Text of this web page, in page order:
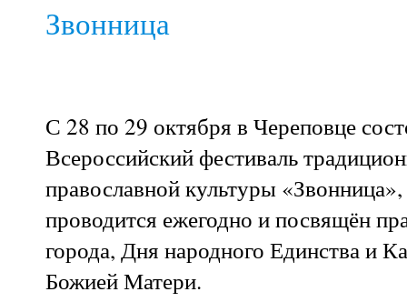
Звонница
С 28 по 29 октября в Череповце
Всероссийский фестиваль
православной культуры «Звонница
проводится ежегодно и посвящён
города, Дня народного Единстваи
Божией Матери.